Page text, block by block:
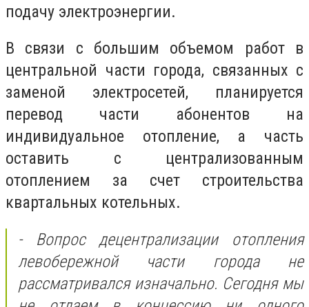
подачу электроэнергии.
В связи с большим объемом работ в
центральной части города, связанных с
заменой электросетей, планируется
перевод части абонентов на
индивидуальное отопление, а часть
оставить с централизованным
отоплением за счет строительства
квартальных котельных.
- Вопрос децентрализации отопления
левобережной части города не
рассматривался изначально. Сегодня мы